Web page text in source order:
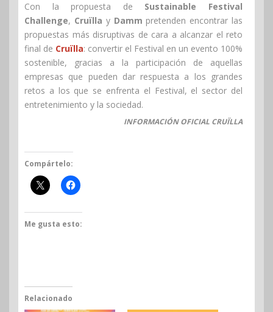
Con la propuesta de Sustainable Festival
Challenge, Cruïlla y Damm pretenden encontrar las
propuestas más disruptivas de cara a alcanzar el reto
final de Cruïlla: convertir el Festival en un evento 100%
sostenible, gracias a la participación de aquellas
empresas que pueden dar respuesta a los grandes
retos a los que se enfrenta el Festival, el sector del
entretenimiento y la sociedad.
INFORMACIÓN OFICIAL CRUÏLLA
Compártelo:
Me gusta esto:
Relacionado